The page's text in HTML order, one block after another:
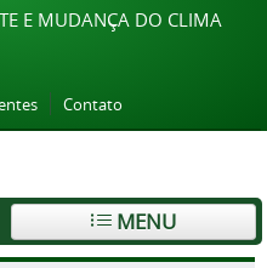
E MUDANÇA DO CLIMA
Contato
MENU